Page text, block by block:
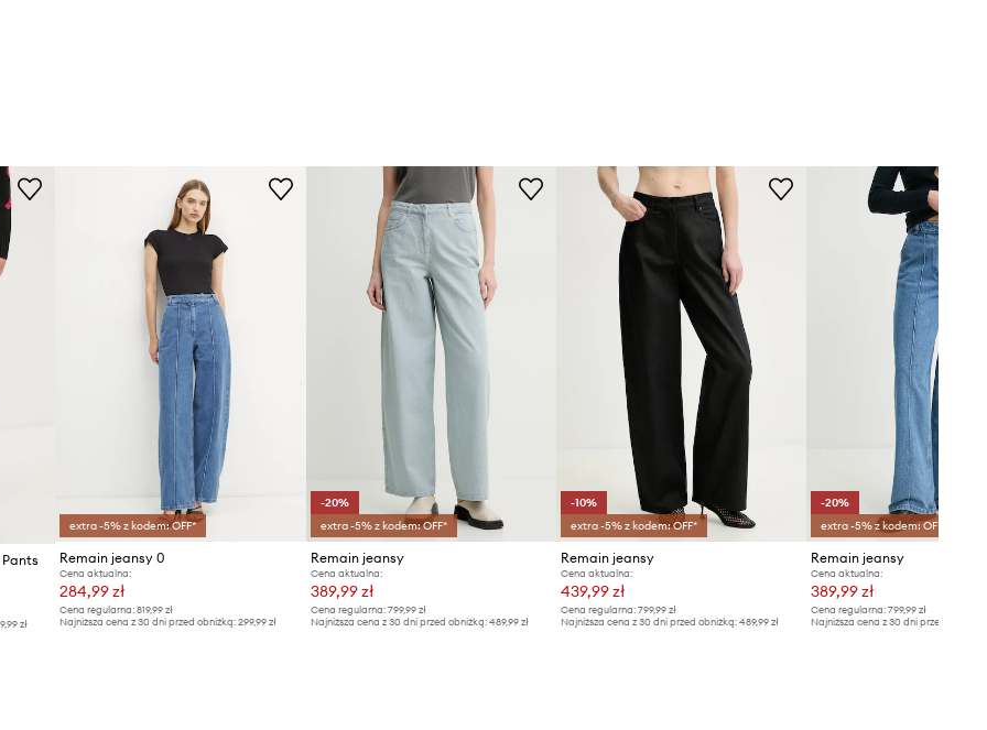
zł
extra -5% z kodem: OFF*
Remain jeansy 0
Cena aktualna:
284,99 zł
Cena regularna: 819,99 zł
Najniższa cena z 30 dni przed obniżką: 299,99 zł
-20%
extra -5% z kodem: OFF*
Remain jeansy
Cena aktualna:
389,99 zł
Cena regularna: 799,99 zł
Najniższa cena z 30 dni przed obniżką: 489,99 zł
-10%
extra -5% z kodem: OFF*
Remain jeansy
Cena aktualna:
439,99 zł
Cena regularna:799,99 zł
Najniższa cena z 30 dni przed obniżką:489,99 zł
-20%
extra -5% z kodem: OFF*
Remain jeansy
Cena aktualna:
389,99 zł
Cena regularna: 799,99 zł
Najniższa cena z 30 dni przed obniżką: